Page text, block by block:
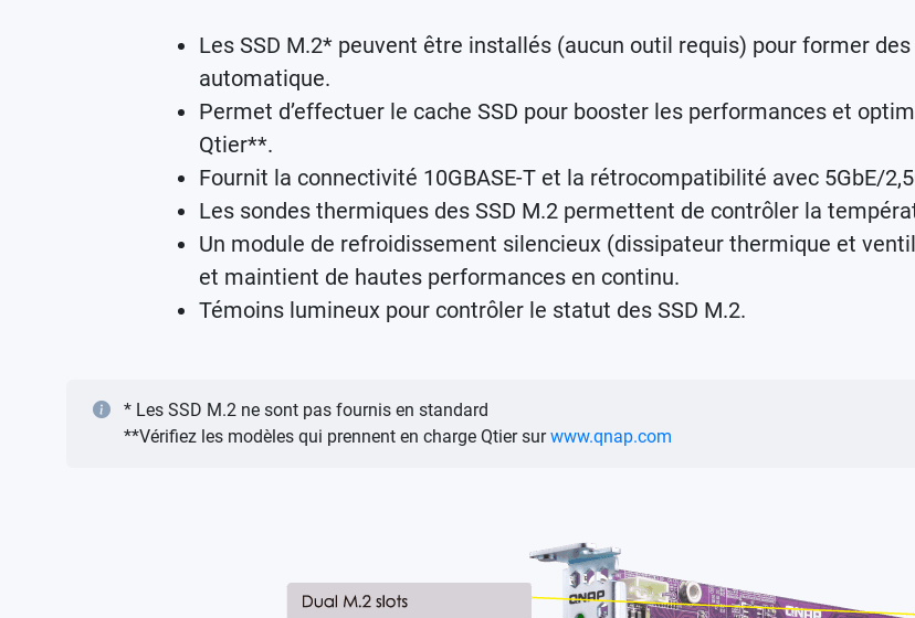
Les SSD M.2* peuvent être installés (aucun outil requis) pour former
automatique.
Permet d’effectuer le cache SSD pour booster les performances et
Qtier**.
Fournit la connectivité 10GBASE-T et la rétrocompatibilité avec 5GbE/
Les sondes thermiques des SSD M.2 permettent de contrôler la
Un module de refroidissement silencieux (dissipateur thermique et
et maintient de hautes performances en continu.
Témoins lumineux pour contrôler le statut des SSD M.2.
* Les SSD M.2 ne sont pas fournis en standard
**Vérifiez les modèles qui prennent en charge Qtier surwww.qnap.com